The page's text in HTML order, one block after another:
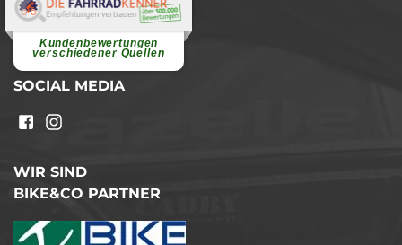
Kundenbewertungen
verschiedener Quellen
Elvira B.
Superschnelle und freundliche
weiterlesen
SOCIAL MEDIA
WIR SIND
BIKE&CO PARTNER